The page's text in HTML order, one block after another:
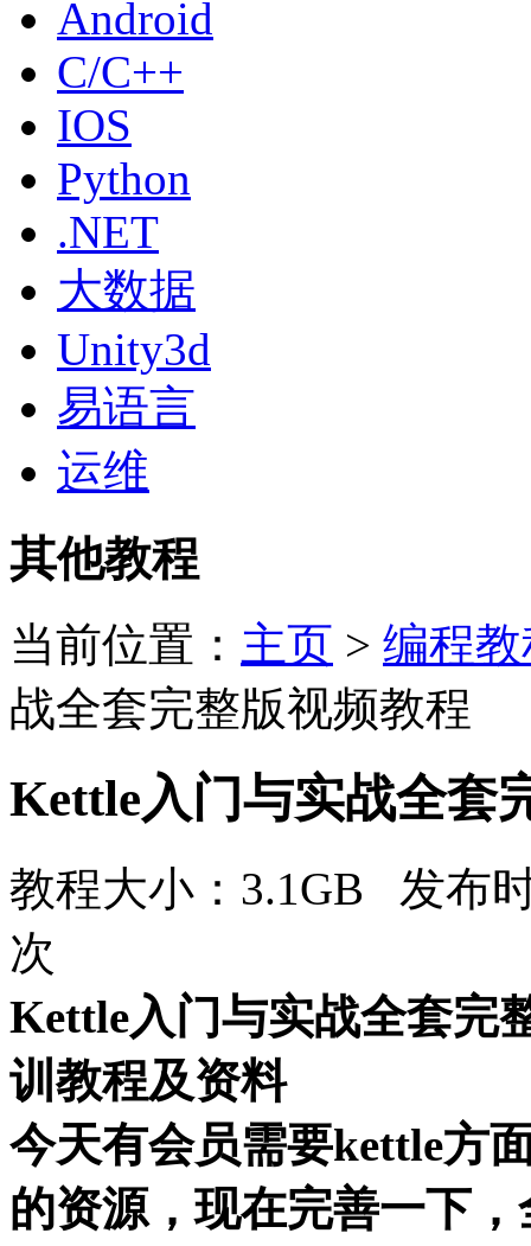
Android
C/C++
IOS
Python
.NET
大数据
Unity3d
易语言
运维
其他教程
当前位置： 主页 > 编程
战全套完整版视频教程
Kettle入门与实战全套
教程大小：3.1GB 发布
次
Kettle入门与实战全套完
训教程及资料
今天有会员需要kettle方
的资源，现在完善一下